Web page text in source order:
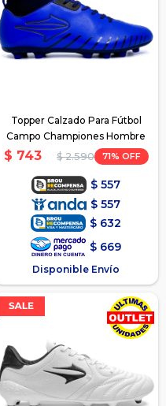
Topper Calzado Para Fútbol
Campo Championes Hombre
$ 743 $ 2.590 71
$ 557
$ 557
$ 632
$ 669
Disponible Envío